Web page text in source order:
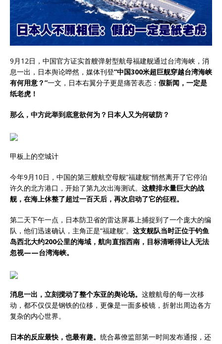
9月12日，中国官方证实首艘弹射型航母福建舰通过台湾海峡，消
息一出，日本舆论哗然，媒体刊登“中国300米超巨舰穿越台湾海峡
有何用意？”一文，日本右翼分子更是痛苦表态： 假新闻，一定是
纸老虎！
那么，中方此举到底意欲何为？日本人又为何破防？
甲板上的空城计
今年9月10日，中国的第三艘航空母舰“福建舰”悄然离开了它停泊
许久的北方港口，开始了第九次出海测试。 这艘排水量巨大的战
舰，在海上休整了超过一百天后，再次启动了它的征程。
第二天下午一点，日本防卫省的雷达屏幕上捕捉到了一个庞大的编
队，他们迅速确认，主角正是“福建舰”。 这支舰队当时正位于钓鱼
岛西北大约200公里的海域，航向直指西南，目标清晰得让人无法
忽视——台湾海峡。
消息一出，立刻搅动了整个东亚的舆论场。 这艘航母的每一次移
动，都不仅仅是钢铁的位移，更像是一面多棱镜，折射出周边各方
复杂的内心世界。
日本的反应最快，也最有趣。 统合幕僚监部第一时间发布通报，还